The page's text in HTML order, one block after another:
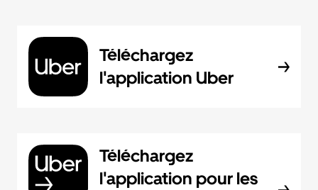
Téléchargez
l'application Uber
Téléchargez
l'application pour les